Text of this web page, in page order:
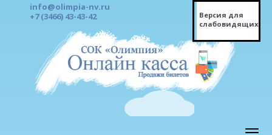
info@olimpia-nv.ru
+7 (3466) 43-43-42
Версия для
слабовидящих